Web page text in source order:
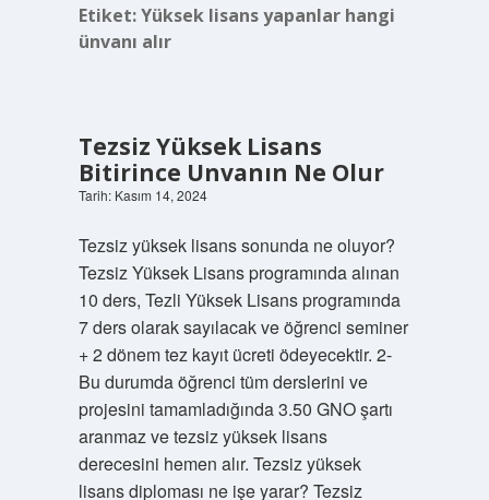
Etiket:Yüksek lisans yapanlar hangi
ünvanı alır
Tezsiz Yüksek Lisans
Bitirince Unvanın Ne Olur
Tarih: Kasım 14, 2024
Tezsiz yüksek lisans sonunda ne oluyor?
Tezsiz Yüksek Lisans programında alınan
10 ders, Tezli Yüksek Lisans programında
7 ders olarak sayılacak ve öğrenci seminer
+ 2 dönem tez kayıt ücreti ödeyecektir. 2-
Bu durumda öğrenci tüm derslerini ve
projesini tamamladığında 3.50 GNO şartı
aranmaz ve tezsiz yüksek lisans
derecesini hemen alır. Tezsiz yüksek
lisans diploması ne işe yarar? Tezsiz